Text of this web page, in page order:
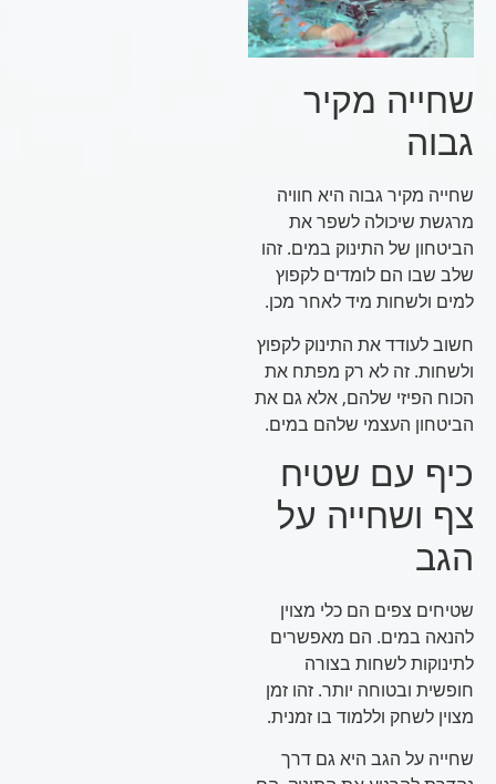
שחייה מקיר
גבוה
שחייה מקיר גבוה היא חוויה
מרגשת שיכולה לשפר את
הביטחון של התינוק במים. זהו
שלב שבו הם לומדים לקפוץ
למים ולשחות מיד לאחר מכן.
חשוב לעודד את התינוק לקפוץ
ולשחות. זה לא רק מפתח את
הכוח הפיזי שלהם, אלא גם את
הביטחון העצמי שלהם במים.
כיף עם שטיח
צף ושחייה על
הגב
שטיחים צפים הם כלי מצוין
להנאה במים. הם מאפשרים
לתינוקות לשחות בצורה
חופשית ובטוחה יותר. זהו זמן
מצוין לשחק וללמוד בו זמנית.
שחייה על הגב היא גם דרך